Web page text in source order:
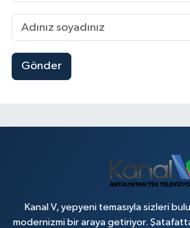
Gönder
Kanal V, yepyeni temasıyla sizleri
modernizmi bir araya getiriyor.